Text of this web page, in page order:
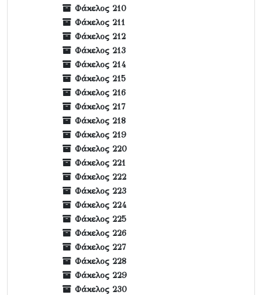
Φάκελος 210
Φάκελος 211
Φάκελος 212
Φάκελος 213
Φάκελος 214
Φάκελος 215
Φάκελος 216
Φάκελος 217
Φάκελος 218
Φάκελος 219
Φάκελος 220
Φάκελος 221
Φάκελος 222
Φάκελος 223
Φάκελος 224
Φάκελος 225
Φάκελος 226
Φάκελος 227
Φάκελος 228
Φάκελος 229
Φάκελος 230